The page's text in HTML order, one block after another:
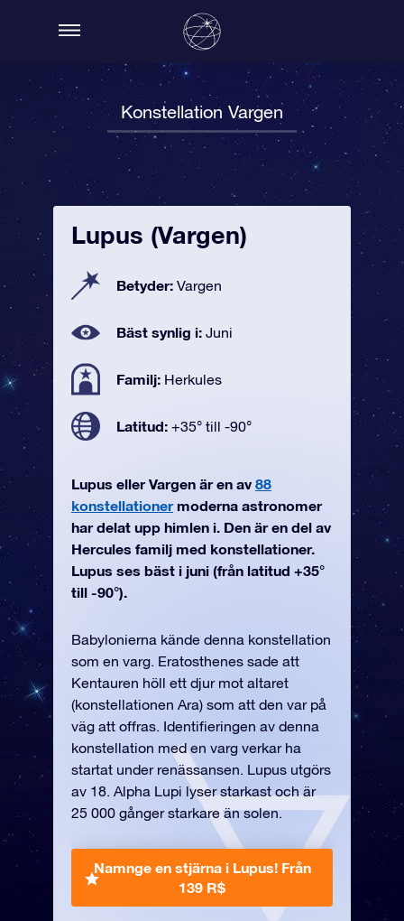
Konstellation Vargen
Lupus (Vargen)
Betyder: Vargen
Bäst synlig i: Juni
Familj: Herkules
Latitud: +35° till -90°
Lupus eller Vargen är en av 88
konstellationermoderna astronomer
har delat upp himlen i. Den är en del av
Hercules familj med konstellationer.
Lupus ses bäst i juni (från latitud +35°
till -90°).
Babylonierna kände denna konstellation
som en varg. Eratosthenes sade att
Kentauren höll ett djur mot altaret
(konstellationen Ara) som att den var på
väg att offras. Identifieringen av denna
konstellation med en varg verkar ha
startat under renässansen. Lupus utgörs
av 18. Alpha Lupi lyser starkast och är
25 000 gånger starkare än solen.
Namnge en stjärna i Lupus! Från
139 R$